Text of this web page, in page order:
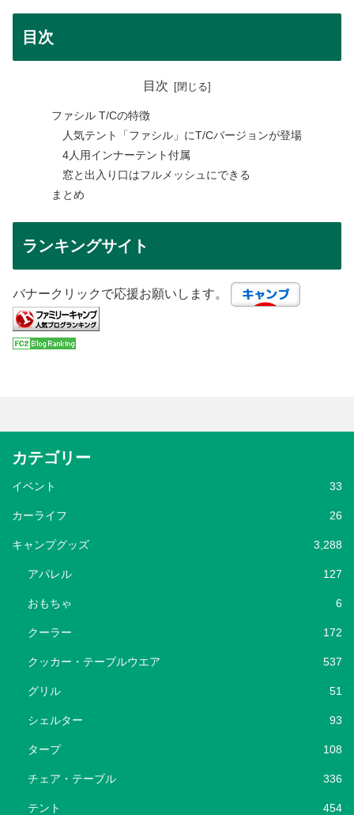
目次
目次
ファシル T/Cの特徴
人気テント「ファシル」にT/Cバージョンが登場
4人用インナーテント付属
窓と出入り口はフルメッシュにできる
まとめ
ランキングサイト
バナークリックで応援お願いします。
カテゴリー
イベント 33
カーライフ 26
キャンプグッズ 3,288
アパレル 127
おもちゃ 6
クーラー 172
クッカー・テーブルウエア 537
グリル 51
シェルター 93
タープ 108
チェア・テーブル 336
テント 454